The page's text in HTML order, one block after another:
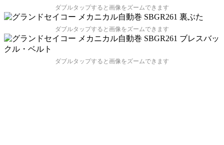
ダブルタップすると画像をズームできます
ダブルタップすると画像をズームできます
ダブルタップすると画像をズームできます